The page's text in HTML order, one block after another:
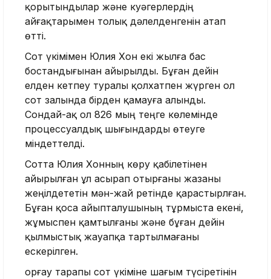
қорытындылар және куәгерлердің
айғақтарымен толық дәлелденгенін атап
өтті.
Сот үкімімен Юлия Хон екі жылға бас
бостандығынан айырылды. Бұған дейін
елден кетпеу туралы қолхатпен жүрген ол
сот залында бірден қамауға алынды.
Сондай-ақ ол 826 мың теңге көлемінде
процессуалдық шығындарды өтеуге
міндеттелді.
Сотта Юлия Хонның көру қабілетінен
айырылған ұл асырап отырғаны жазаны
жеңілдететін мән-жай ретінде қарастырлған.
Бұған қоса айыпталушының тұрмыста екені,
жұмыспен қамтылғаны және бұған дейін
қылмыстық жауапқа тартылмағаны
ескерілген.
Қорғау тарапы сот үкіміне шағым түсіретінін